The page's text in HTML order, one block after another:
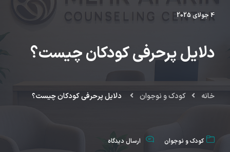
4 جولای 2025
دلایل پرحرفی کودکان چیست؟
خانه کودک و نوجوان دلایل پرحرفی کودکان چیست؟
کودک و نوجوان ارسال دیدگاه